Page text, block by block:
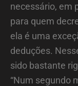
necessário, em
para quem
ela é uma
deduções.
sido bastante
“Num segundo